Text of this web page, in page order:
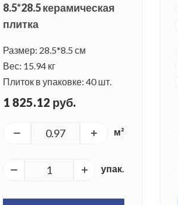
8.5*28.5 керамическая
плитка
Размер: 28.5*8.5 см
Вес: 15.94 кг
Плиток в упаковке: 40 шт.
1 825.12 руб.
м²
упак.